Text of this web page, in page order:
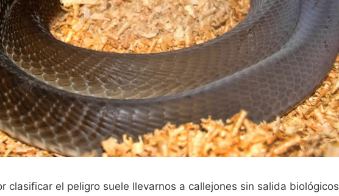
clasificar el peligro suele llevarnos a callejones sin salida biológicos